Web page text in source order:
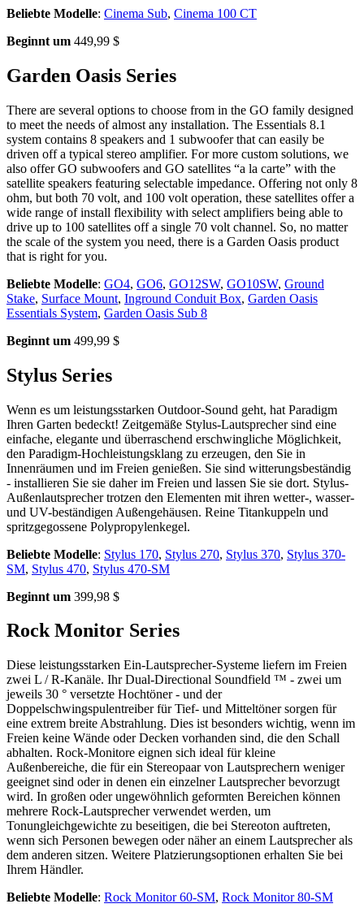
Beliebte Modelle: Cinema Sub, Cinema 100 CT
Beginnt um 449,99 $
Garden Oasis Series
There are several options to choose from in the GO family designed
to meet the needs of almost any installation. The Essentials 8.1
system contains 8 speakers and 1 subwoofer that can easily be
driven off a typical stereo amplifier. For more custom solutions, we
also offer GO subwoofers and GO satellites “a la carte” with the
satellite speakers featuring selectable impedance. Offering not only 8
ohm, but both 70 volt, and 100 volt operation, these satellites offer a
wide range of install flexibility with select amplifiers being able to
drive up to 100 satellites off a single 70 volt channel. So, no matter
the scale of the system you need, there is a Garden Oasis product
that is right for you.
Beliebte Modelle: GO4, GO6, GO12SW, GO10SW, Ground
Stake, Surface Mount, Inground Conduit Box, Garden Oasis
Essentials System, Garden Oasis Sub 8
Beginnt um 499,99 $
Stylus Series
Wenn es um leistungsstarken Outdoor-Sound geht, hat Paradigm
Ihren Garten bedeckt! Zeitgemäße Stylus-Lautsprecher sind eine
einfache, elegante und überraschend erschwingliche Möglichkeit,
den Paradigm-Hochleistungsklang zu erzeugen, den Sie in
Innenräumen und im Freien genießen. Sie sind witterungsbeständig
- installieren Sie sie daher im Freien und lassen Sie sie dort. Stylus-
Außenlautsprecher trotzen den Elementen mit ihren wetter-, wasser-
und UV-beständigen Außengehäusen. Reine Titankuppeln und
spritzgegossene Polypropylenkegel.
Beliebte Modelle: Stylus 170, Stylus 270, Stylus 370, Stylus 370-
SM, Stylus 470, Stylus 470-SM
Beginnt um 399,98 $
Rock Monitor Series
Diese leistungsstarken Ein-Lautsprecher-Systeme liefern im Freien
zwei L / R-Kanäle. Ihr Dual-Directional Soundfield ™ - zwei um
jeweils 30 ° versetzte Hochtöner - und der
Doppelschwingspulentreiber für Tief- und Mitteltöner sorgen für
eine extrem breite Abstrahlung. Dies ist besonders wichtig, wenn im
Freien keine Wände oder Decken vorhanden sind, die den Schall
abhalten. Rock-Monitore eignen sich ideal für kleine
Außenbereiche, die für ein Stereopaar von Lautsprechern weniger
geeignet sind oder in denen ein einzelner Lautsprecher bevorzugt
wird. In großen oder ungewöhnlich geformten Bereichen können
mehrere Rock-Lautsprecher verwendet werden, um
Tonungleichgewichte zu beseitigen, die bei Stereoton auftreten,
wenn sich Personen bewegen oder näher an einem Lautsprecher als
dem anderen sitzen. Weitere Platzierungsoptionen erhalten Sie bei
Ihrem Händler.
Beliebte Modelle: Rock Monitor 60-SM, Rock Monitor 80-SM